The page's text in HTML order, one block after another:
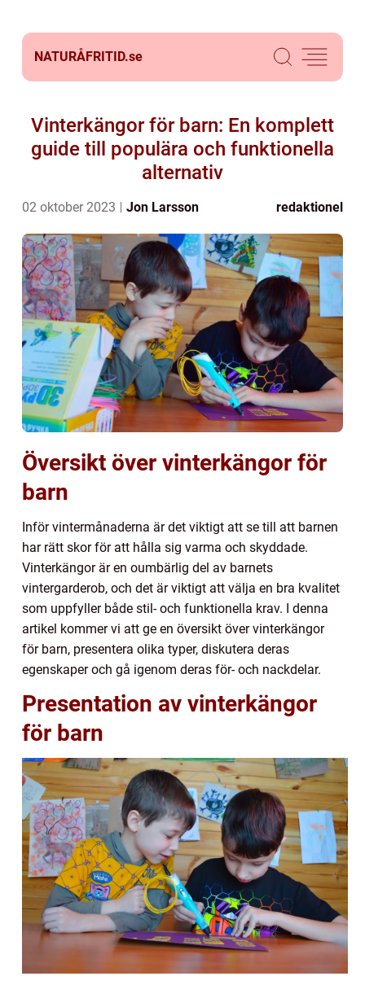
NATURÅFRITID.se
Vinterkängor för barn: En komplett
guide till populära och funktionella
alternativ
02 oktober 2023 Jon Larsson redaktionel
Översikt över vinterkängor för
barn
Inför vintermånaderna är det viktigt att se till att barnen
har rätt skor för att hålla sig varma och skyddade.
Vinterkängor är en oumbärlig del av barnets
vintergarderob, och det är viktigt att välja en bra kvalitet
som uppfyller både stil- och funktionella krav. I denna
artikel kommer vi att ge en översikt över vinterkängor
för barn, presentera olika typer, diskutera deras
egenskaper och gå igenom deras för- och nackdelar.
Presentation av vinterkängor
för barn